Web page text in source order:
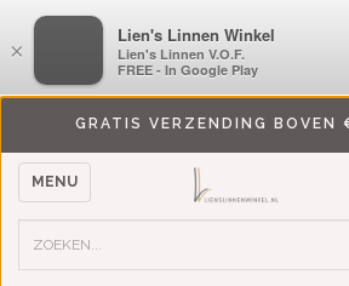
GRATIS VERZENDING BOVEN
MENU
×
LiensLinnenwinkel.nl
Lien's Linnen V.O.F.
FREE - In Google Play
×
Lien's Linnen Winkel
Lien's Linnen V.O.F.
FREE - In Google Play